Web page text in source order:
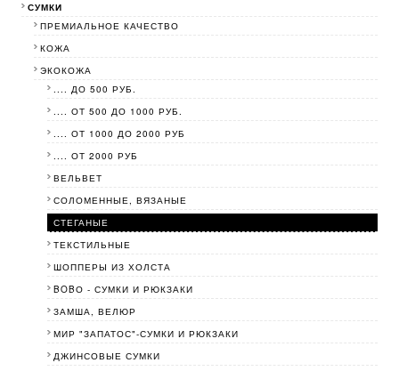
СУМКИ
ПРЕМИАЛЬНОЕ КАЧЕСТВО
КОЖА
ЭКОКОЖА
.... ДО 500 РУБ.
.... ОТ 500 ДО 1000 РУБ.
.... ОТ 1000 ДО 2000 РУБ
.... ОТ 2000 РУБ
ВЕЛЬВЕТ
СОЛОМЕННЫЕ, ВЯЗАНЫЕ
СТЕГАНЫЕ
ТЕКСТИЛЬНЫЕ
ШОППЕРЫ ИЗ ХОЛСТА
BOBО - СУМКИ И РЮКЗАКИ
ЗАМША, ВЕЛЮР
МИР "ЗАПАТОС"-СУМКИ И РЮКЗАКИ
ДЖИНСОВЫЕ СУМКИ